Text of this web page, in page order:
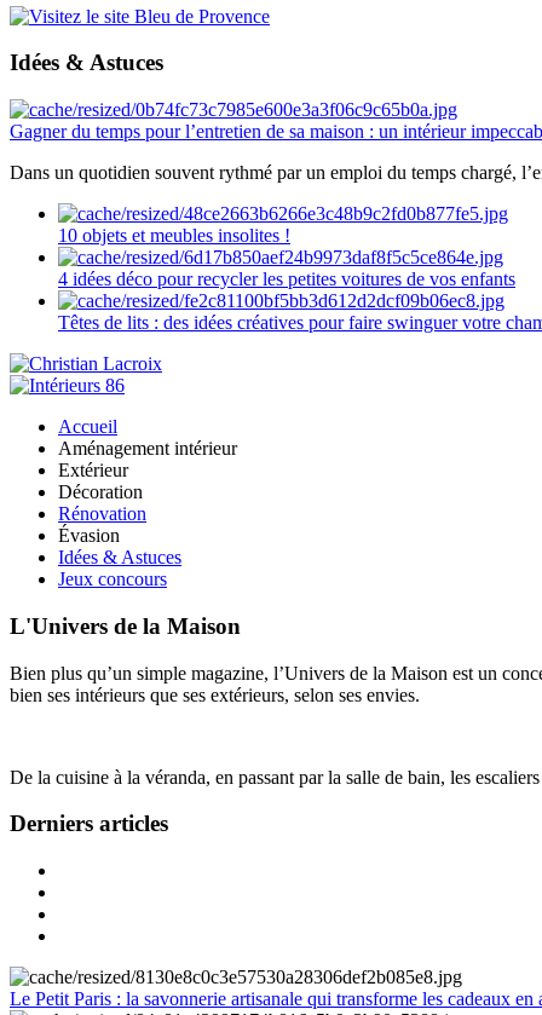
Idées & Astuces
Gagner du temps pour l’entretien de sa maison : un intérieur
Dans un quotidien souvent rythmé par un emploi du temps chargé,
10 objets et meubles insolites !
4 idées déco pour recycler les petites voitures de vos enfants
Têtes de lits : des idées créatives pour faire swinguer votre
Accueil
Aménagement intérieur
Extérieur
Décoration
Rénovation
Évasion
Idées & Astuces
Jeux concours
L'Univers de la Maison
Bien plus qu’un simple magazine, l’Univers de la Maison est un
bien ses intérieurs que ses extérieurs, selon ses envies.
De la cuisine à la véranda, en passant par la salle de bain, les
Derniers articles
Le Petit Paris : la savonnerie artisanale qui transforme les cadeaux en